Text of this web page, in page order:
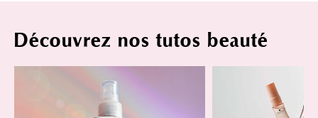
Découvrez nos tutos beauté